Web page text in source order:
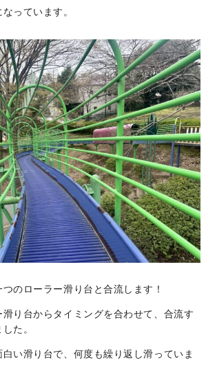
っています。
のローラー滑り台と合流します！
滑り台からタイミングを合わせて、合流す
た。
白い滑り台で、何度も繰り返し滑っていま